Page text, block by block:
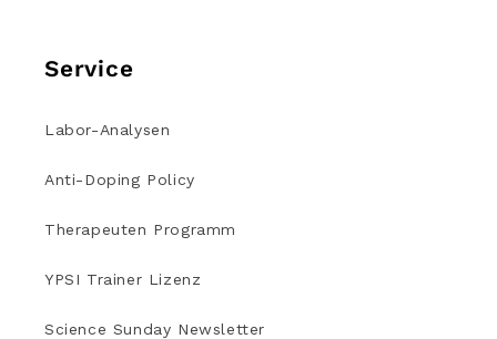
Service
Labor-Analysen
Anti-Doping Policy
Therapeuten Programm
YPSI Trainer Lizenz
Science Sunday Newsletter